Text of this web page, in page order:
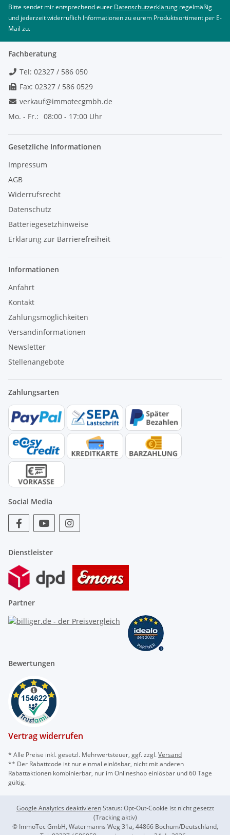
Bitte sendet mir entsprechend eurer Datenschutzerklärung regelmäßig
und jederzeit widerruflich Informationen zu eurem Produktsortiment per E-
Mail zu.
Fachberatung
Tel: 02327 / 586 050
Fax: 02327 / 586 0529
verkauf@immotecgmbh.de
Mo. - Fr.: 08:00 - 17:00 Uhr
Gesetzliche Informationen
Impressum
AGB
Widerrufsrecht
Datenschutz
Batteriegesetzhinweise
Erklärung zur Barrierefreiheit
Informationen
Anfahrt
Kontakt
Zahlungsmöglichkeiten
Versandinformationen
Newsletter
Stellenangebote
Zahlungsarten
Social Media
Dienstleister
Partner
Bewertungen
Vertrag widerrufen
* Alle Preise inkl. gesetzl. Mehrwertsteuer, ggf. zzgl.Versand
** Der Rabattcode ist nur einmal einlösbar, nicht mit anderen
Rabattaktionen kombinierbar, nur im Onlineshop einlösbar und 60 Tage
gültig.
Google Analytics deaktivieren Status: Opt-Out-Cookie ist nicht gesetzt
(Tracking aktiv)
© ImmoTec GmbH, Watermanns Weg 31a, 44866 Bochum/Deutschland,